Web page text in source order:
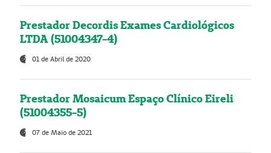
Prestador Decordis Exames Cardiológicos
LTDA (51004347-4)
01 de Abril de 2020
Prestador Mosaicum Espaço Clínico Eireli
(51004355-5)
07 de Maio de 2021